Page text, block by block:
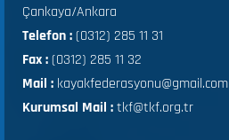
Çankaya/Ankara
Telefon :(0312) 285 11 31
Fax :(0312) 285 11 32
Mail : kayakfederasyonu@gmail.com
Kurumsal Mail :tkf@tkf.org.tr